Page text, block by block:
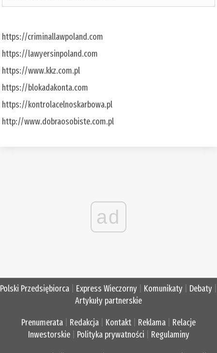
https://criminallawpoland.com
https://lawyersinpoland.com
https://www.kkz.com.pl
https://blokadakonta.com
https://kontrolacelnoskarbowa.pl
http://www.dobraosobiste.com.pl
ad
Polski Przedsiębiorca Express Wieczorny Komunikaty Debaty
Artykuły partnerskie
Prenumerata Redakcja Kontakt Reklama
Relacje
Inwestorskie| Polityka prywatności Regulaminy